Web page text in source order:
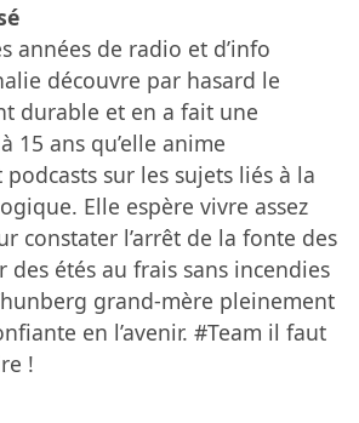
années de radio et d’info
découvre par hasard le
durable et en a fait une
15 ans qu’elle anime
podcasts sur les sujets liés à la
Elle espère vivre assez
constater l’arrêt de la fonte des
des étés au frais sans incendies
grand-mère pleinement
en l’avenir. #Team il faut
!